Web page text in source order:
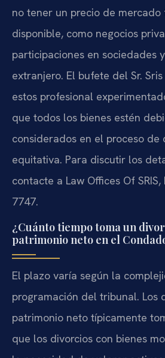
no tener un precio de
disponible, como negocios
participaciones en sociedades
extranjero. El bufete del Sr.
estos profesional
que todos los bienes estén
considerados en el proceso de
equitativa. Para discutir los
contacte a Law Offices Of SRIS,
7747.
¿Cuánto tiempo toma un
patrimonio neto en el
El plazo varía según la
programación del tribunal. Los
patrimonio neto típicamente
que los divorcios con bienes